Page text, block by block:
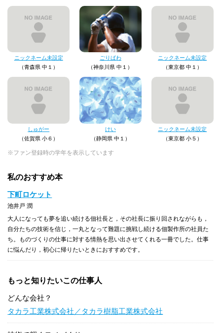
ニックネーム未設定
（青森県 中１）
ごりぱわ
（神奈川県 中１）
ニックネーム未設定
（東京都 中１）
しゅがー
（佐賀県 小６）
けい
（静岡県 中１）
ニックネーム未設定
（東京都 小５）
※ファン登録時の学年を表示しています
私のおすすめ本
下町ロケット
池井戸 潤
大人になっても夢を追い続ける佃社長と，その社長に振り回されながらも，
自分たちの技術を信じ，一丸となって難題に挑戦し続ける佃製作所の社員た
ち。ものづくりの仕事に対する情熱を思い出させてくれる一冊でした。仕事
に悩んだり，初心に帰りたいときにおすすめです。
もっと知りたいこの仕事人
どんな会社？
タカラ工業株式会社／タカラ樹脂工業株式会社